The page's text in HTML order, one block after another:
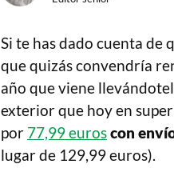
Si te has dado cuenta de
que quizás convendría
año que viene
exterior que hoy en
por 77,99 euroscon
lugar de 129,99 euros).